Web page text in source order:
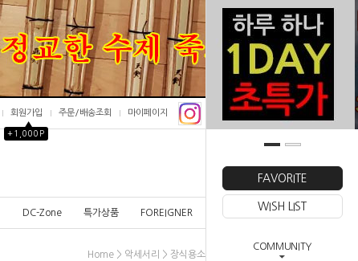
FAVORITE
WISH LIST
COMMUNITY
회원가입
▲
+1,000P
주문/배송조회 마이페이지
DC-Zone 특가상품 FOREIGNER
Home > 악세서리 > 장식용소품